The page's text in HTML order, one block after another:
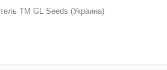
ТМ GL Seeds (Украина)